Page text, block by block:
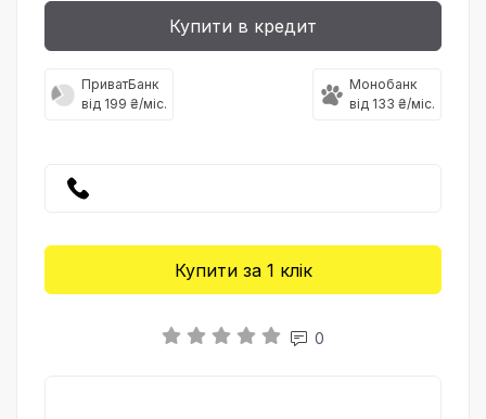
Купити в кредит
ПриватБанк
від 199 ₴/міс.
Монобанк
від 133 ₴/міс.
Купити за 1 клiк
0